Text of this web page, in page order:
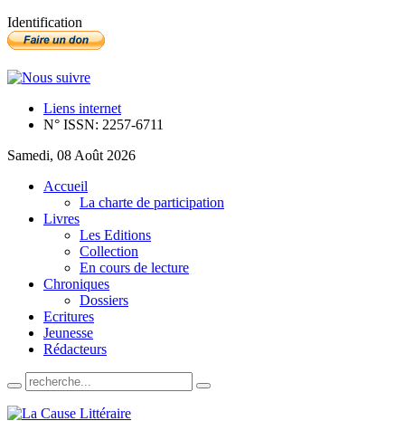
Identification
Liens internet
N° ISSN: 2257-6711
Samedi, 08 Août 2026
Accueil
La charte de participation
Livres
Les Editions
Collection
En cours de lecture
Chroniques
Dossiers
Ecritures
Jeunesse
Rédacteurs